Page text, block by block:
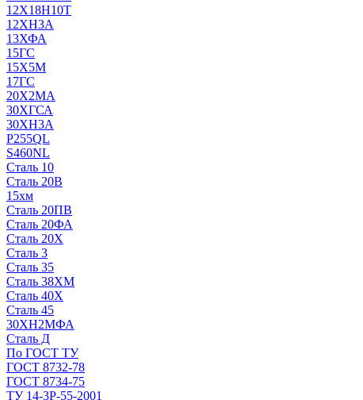
12Х18Н10Т
12ХН3А
13ХФА
15ГС
15Х5М
17ГС
20Х2МА
30ХГСА
30ХН3А
P255QL
S460NL
Сталь 10
Сталь 20В
15хм
Сталь 20ПВ
Сталь 20ФА
Сталь 20Х
Сталь 3
Сталь 35
Сталь 38ХМ
Сталь 40Х
Сталь 45
30ХН2МФА
Сталь Д
По ГОСТ ТУ
ГОСТ 8732-78
ГОСТ 8734-75
ТУ 14-3Р-55-2001